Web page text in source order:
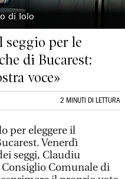
di Iolo
seggio per le
di Bucarest:
voce»
2 MINUTI DI LETTURA
per eleggere il
Venerdì
seggi, Claudiu
Comunale di